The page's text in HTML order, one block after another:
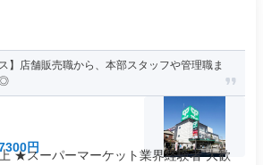
】店舗販売職から、本部スタッフや管理職ま
◎
円
★スーパーマーケット業界経験者 大歓